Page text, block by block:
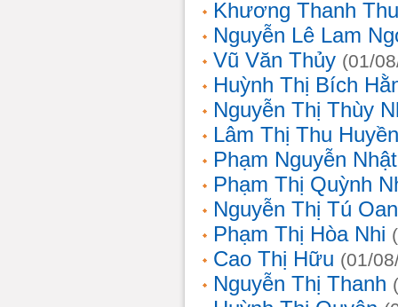
Khương Thanh
Nguyễn Lê Lam
Vũ Văn Thủy (01/
Huỳnh Thị Bích
Nguyễn Thị Thùy
Lâm Thị Thu Huyền
Phạm Nguyễn
Phạm Thị Quỳnh
Nguyễn Thị Tú
Phạm Thị Hòa Nhi
Cao Thị Hữu (01/
Nguyễn Thị Thanh